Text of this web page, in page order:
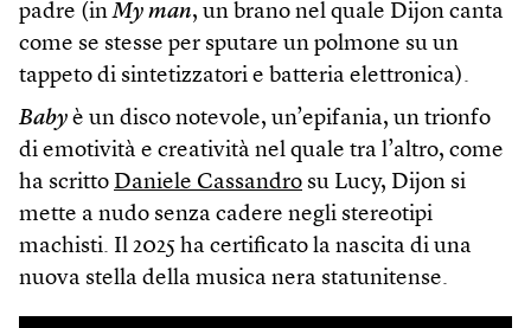
padre (inMy man, un brano nel quale Dijon canta
come se stesse per sputare un polmone su un
tappeto di sintetizzatori e batteria elettronica).
Baby è un disco notevole, un’epifania, un trionfo
di emotività e creatività nel quale tra l’altro, come
ha scritto Daniele Cassandro su Lucy, Dijon si
mette a nudo senza cadere negli stereotipi
machisti. Il 2025 ha certificato la nascita di una
nuova stella della musica nera statunitense.